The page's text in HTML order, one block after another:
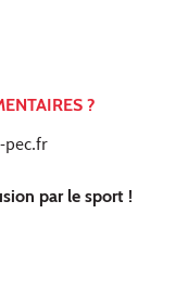
?
pec.fr
par le sport !